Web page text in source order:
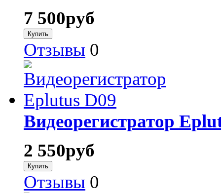
7 500руб
Отзывы 0
Видеорегистратор
2 550руб
Отзывы 0